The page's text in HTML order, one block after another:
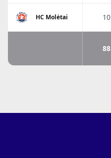
HC Molėtai 10
88